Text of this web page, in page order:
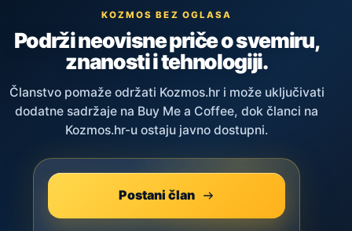
KOZMOS BEZ OGLASA
Podrži neovisne priče o svemiru,
znanosti i tehnologiji.
Članstvo pomaže održati Kozmos.hr i može uključivati
dodatne sadržaje na Buy Me a Coffee, dok članci na
Kozmos.hr-u ostaju javno dostupni.
Postani član